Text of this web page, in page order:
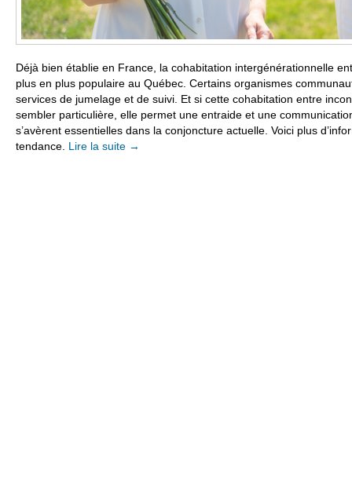
Déjà bien établie en France, la cohabitation intergénérationnelle
plus en plus populaire au Québec. Certains organismes
services de jumelage et de suivi. Et si cette cohabitation entre
sembler particulière, elle permet une entraide et une
s’avèrent essentielles dans la conjoncture actuelle. Voici plus
tendance. Lire la suite →